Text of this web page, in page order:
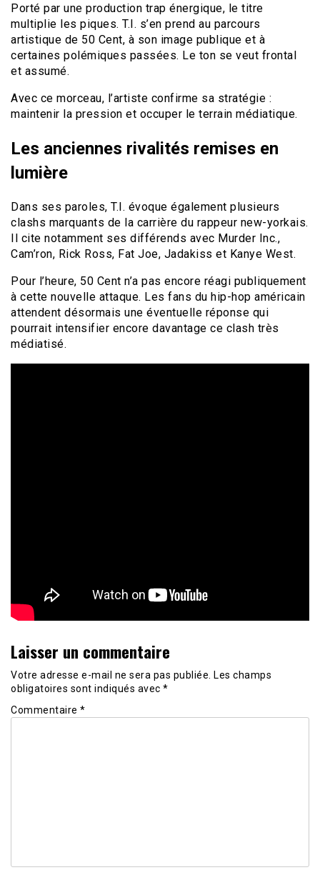
Porté par une production trap énergique, le titre
multiplie les piques. T.I. s’en prend au parcours
artistique de 50 Cent, à son image publique et à
certaines polémiques passées. Le ton se veut frontal
et assumé.
Avec ce morceau, l’artiste confirme sa stratégie :
maintenir la pression et occuper le terrain médiatique.
Les anciennes rivalités remises en
lumière
Dans ses paroles, T.I. évoque également plusieurs
clashs marquants de la carrière du rappeur new-yorkais.
Il cite notamment ses différends avec Murder Inc.,
Cam’ron, Rick Ross, Fat Joe, Jadakiss et Kanye West.
Pour l’heure, 50 Cent n’a pas encore réagi publiquement
à cette nouvelle attaque. Les fans du hip-hop américain
attendent désormais une éventuelle réponse qui
pourrait intensifier encore davantage ce clash très
médiatisé.
Laisser un commentaire
Votre adresse e-mail ne sera pas publiée.
Les champs
obligatoires sont indiqués avec *
Commentaire *